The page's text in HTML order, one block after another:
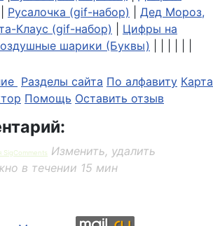
Русалочка (gif-набор)
Дед Мороз,
Клаус (gif-набор)
Цифры на
шарики (Буквы)
Разделы сайта По алфавиту Карта
Помощь Оставить отзыв
Изменить, удалить
в течении 15 мин